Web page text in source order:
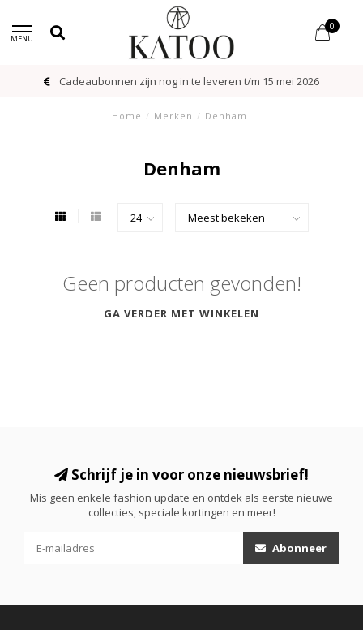
MENU
0
Cadeaubonnen zijn nog in te leveren t/m 15 mei 2026
Home / Merken / Denham
Denham
Geen producten gevonden!
GA VERDER MET WINKELEN
Schrijf je in voor onze nieuwsbrief!
Mis geen enkele fashion update en ontdek als eerste nieuwe
collecties, speciale kortingen en meer!
Abonneer